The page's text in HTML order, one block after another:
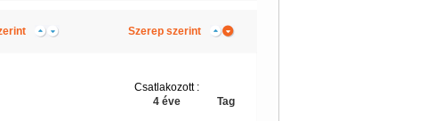
Szerep szerint
Tag
Csatlakozott :
4 éve